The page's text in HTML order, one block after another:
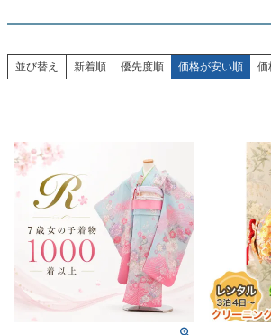
七五三着物 シ
レ
Sale販売
コスチューム ア
インナー・パニエ ア
発表会・コンクール 結婚式
Graduation & Entrance
卒業式・入学式
きちんと感のあるフォーマル
Shichi-Go-
七五三
3歳・5歳
Rentalレンタル
05 レンタルの流れ
4ステップで簡単
06 あんしんパック
汚れ・キズ・破損の補償
Buy & Support ご購入・サポート
07
Atelier
茨城県土浦市大町14-16-1F
営業 10:00–18:00（完全予約制）
定休 月曜日
店舗を予約する →
並び替え 新着順 優先度順 価格が安い順 価